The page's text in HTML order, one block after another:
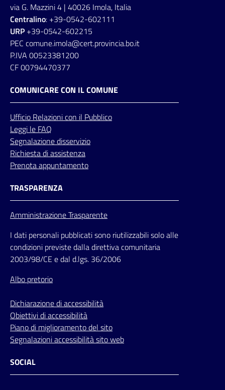
via G. Mazzini 4 | 40026 Imola, Italia
Centralino: +39-0542-602111
URP +39-0542-602215
PEC comune.imola@cert.provincia.bo.it
P.IVA 00523381200
CF 00794470377
COMUNICARE CON IL COMUNE
Ufficio Relazionicon il Pubblico
Leggi le FAQ
Segnalazione disservizio
Richiesta di assistenza
Prenota appuntamento
TRASPARENZA
Amministrazione Trasparente
I dati personali pubblicati sono riutilizzabili solo alle
condizioni previste dalla direttiva comunitaria
2003/98/CE e dal d.lgs. 36/2006
Albo pretorio
Dichiarazione di accessibilità
Obiettivi di accessibilità
Piano di miglioramento del sito
Segnalazioni accessibilità sito web
SOCIAL